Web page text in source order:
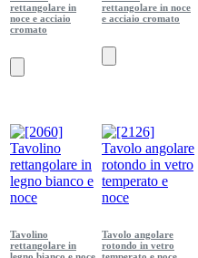
rettangolare in
noce e acciaio
cromato
rettangolare in noce
e acciaio cromato
Tavolino
rettangolare in
Tavolo angolare
rotondo in vetro